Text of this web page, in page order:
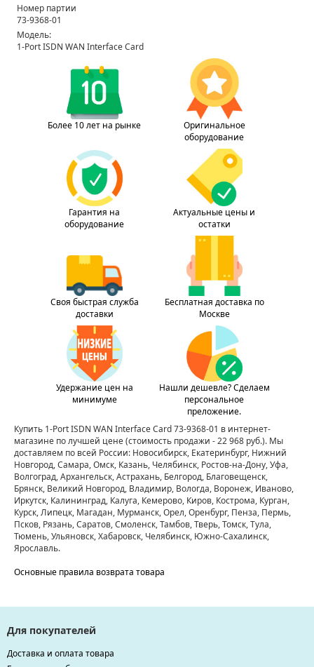
Номер партии
73-9368-01
Модель:
1-Port ISDN WAN Interface Card
Более 10 лет на рынке
Оригинальное
оборудование
Гарантия на
оборудование
Актуальные цены и
остатки
Своя быстрая служба
доставки
Бесплатная доставка по
Москве
Удержание цен на
минимуме
Нашли дешевле? Сделаем
персональное
преложение.
Купить 1-Port ISDN WAN Interface Card 73-9368-01 в интернет-
магазине по лучшей цене(стоимость продажи - 22 968 руб.). Мы
доставляем по всей России: Новосибирск, Екатеринбург, Нижний
Новгород, Самара, Омск, Казань, Челябинск, Ростов-на-Дону, Уфа,
Волгоград, Архангельск, Астрахань, Белгород, Благовещенск,
Брянск, Великий Новгород, Владимир, Вологда, Воронеж, Иваново,
Иркутск, Калининград, Калуга, Кемерово, Киров, Кострома, Курган,
Курск, Липецк, Магадан, Мурманск, Орел, Оренбург, Пенза, Пермь,
Псков, Рязань, Саратов, Смоленск, Тамбов, Тверь, Томск, Тула,
Тюмень, Ульяновск, Хабаровск, Челябинск, Южно-Сахалинск,
Ярославль.
Основные правила возврата товара
Для покупателей
Доставка и оплата товара